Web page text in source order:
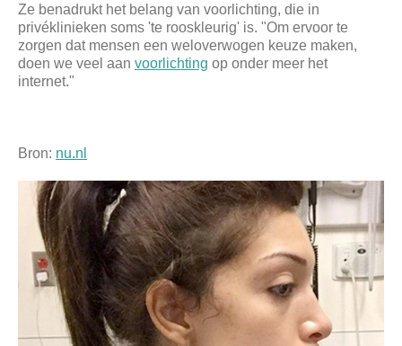
Ze benadrukt het belang van voorlichting, die in
privéklinieken soms 'te rooskleurig' is. "Om ervoor te
zorgen dat mensen een weloverwogen keuze maken,
doen we veel aan voorlichting op onder meer het
internet."
Bron: nu.nl